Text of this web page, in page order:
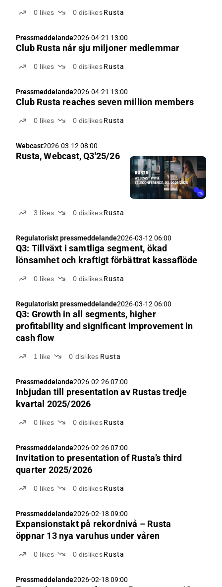
0 likes 0 dislikes Rusta
Pressmeddelande2026-04-21 13:00
Club Rusta når sju miljoner medlemmar
0 likes 0 dislikes Rusta
Pressmeddelande2026-04-21 13:00
Club Rusta reaches seven million members
0 likes 0 dislikes Rusta
Webcast2026-03-12 08:00
Rusta, Webcast, Q3'25/26
3 likes 0 dislikes Rusta
Regulatoriskt pressmeddelande2026-03-12 06:00
Q3: Tillväxt i samtliga segment, ökad
lönsamhet och kraftigt förbättrat kassaflöde
0 likes 0 dislikes Rusta
Regulatoriskt pressmeddelande2026-03-12 06:00
Q3: Growth in all segments, higher
profitability and significant improvement in
cash flow
1 like 0 dislikes Rusta
Pressmeddelande2026-02-26 07:00
Inbjudan till presentation av Rustas tredje
kvartal 2025/2026
0 likes 0 dislikes Rusta
Pressmeddelande2026-02-26 07:00
Invitation to presentation of Rusta’s third
quarter 2025/2026
0 likes 0 dislikes Rusta
Pressmeddelande2026-02-18 09:00
Expansionstakt på rekordnivå – Rusta
öppnar 13 nya varuhus under våren
0 likes 0 dislikes Rusta
Pressmeddelande2026-02-18 09:00